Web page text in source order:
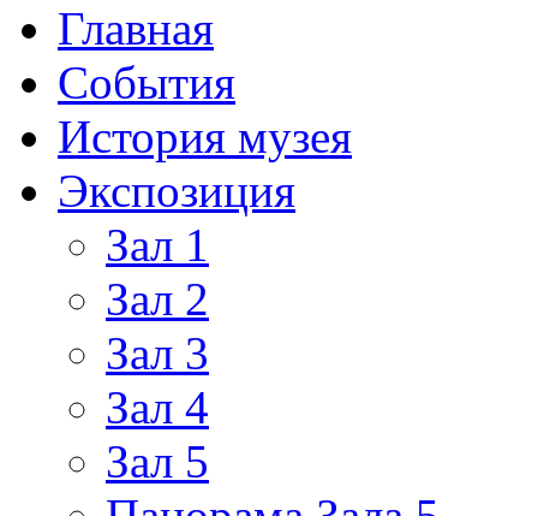
Главная
События
История музея
Экспозиция
Зал 1
Зал 2
Зал 3
Зал 4
Зал 5